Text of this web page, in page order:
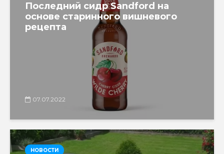
Последний сидр Sandford на
основе старинного вишневого
рецепта
07.07.2022
НОВОСТИ